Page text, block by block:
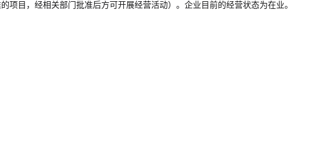
目，经相关部门批准后方可开展经营活动）。企业目前的经营状态为在业。